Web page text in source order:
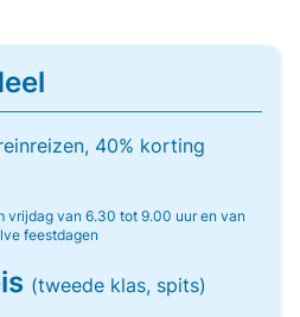
40% korting
vrijdag van 6.30 tot 9.00 uur en van
feestdagen
(tweede klas, spits)